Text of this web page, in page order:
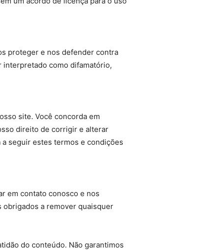
proteger e nos defender contra
interpretado como difamatório,
site. Você concorda em
direito de corrigir e alterar
seguir estes termos e condições
em contato conosco e nos
obrigados a remover quaisquer
do conteúdo. Não garantimos